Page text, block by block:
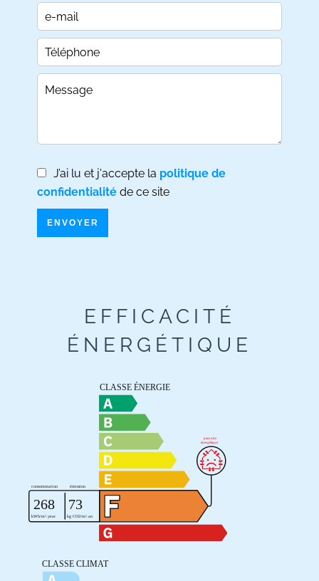
J’ai lu et j'accepte la politique de
confidentialité de ce site
ENVOYER
EFFICACITÉ
ÉNERGÉTIQUE